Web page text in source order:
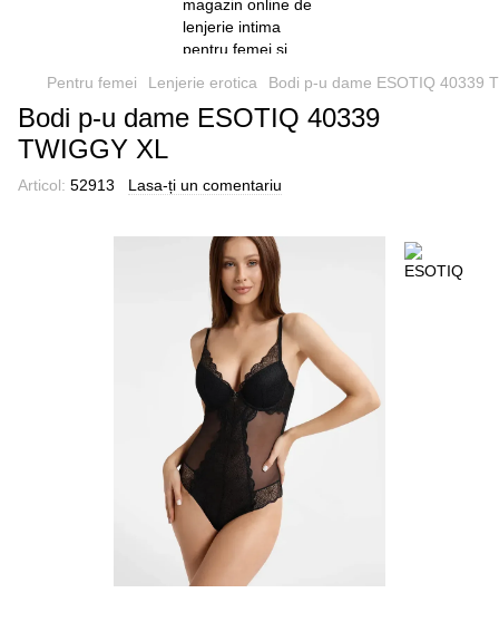
Pentru femei Lenjerie erotica Bodi p-u dame ESOTIQ 40339
Bodi p-u dame ESOTIQ 40339
TWIGGY XL
Articol: 52913 Lasa-ți un comentariu